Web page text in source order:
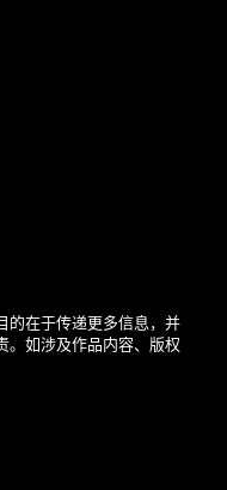
的在于传递更多信息，并
。如涉及作品内容、版权